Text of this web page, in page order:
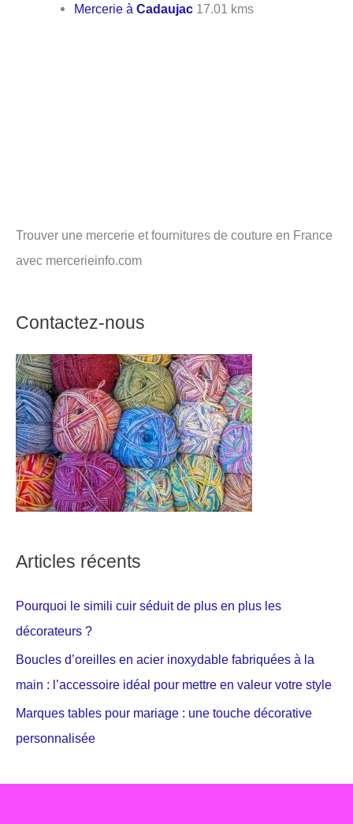
Mercerie àCadaujac 17.01 kms
Trouver une mercerie et fournitures de couture en France
avec mercerieinfo.com
Contactez-nous
Articles récents
Pourquoi le simili cuir séduit de plus en plus les
décorateurs ?
Boucles d’oreilles en acier inoxydable fabriquées à la
main : l’accessoire idéal pour mettre en valeur votre style
Marques tables pour mariage : une touche décorative
personnalisée